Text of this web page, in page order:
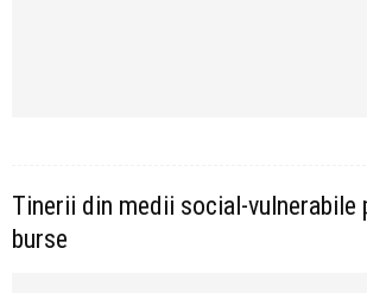
Tinerii din medii social-vulnerabile
burse